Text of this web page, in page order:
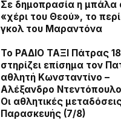
Σε δημοπρασία η μπάλα
«χέρι του Θεού», το
γκολ του Μαραντόνα
Το ΡΑΔΙΟ ΤΑΞΙ Πάτρας
στηρίζει επίσημα τον
αθλητή Κωνσταντίνο –
Αλέξανδρο Ντεντόπουλο
Οι αθλητικές
Παρασκευής (7/8)